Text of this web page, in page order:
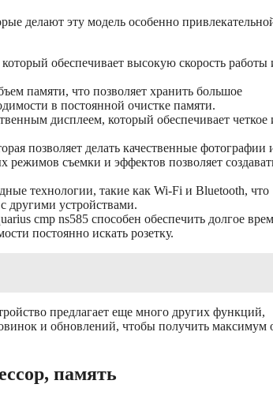
делают эту модель особенно
обеспечивает высокую скорость работы
памяти, что позволяет хранить большое
в постоянной очистке памяти.
дисплеем, который обеспечивает четкое
позволяет делать качественные фотографии
съемки и эффектов позволяет
технологии, такие как Wi-Fi и Bluetooth, что
другими устройствами.
cmp ns585 способен обеспечить долгое
постоянно искать розетку.
предлагает еще много других функций,
и обновлений, чтобы получить максимум
память